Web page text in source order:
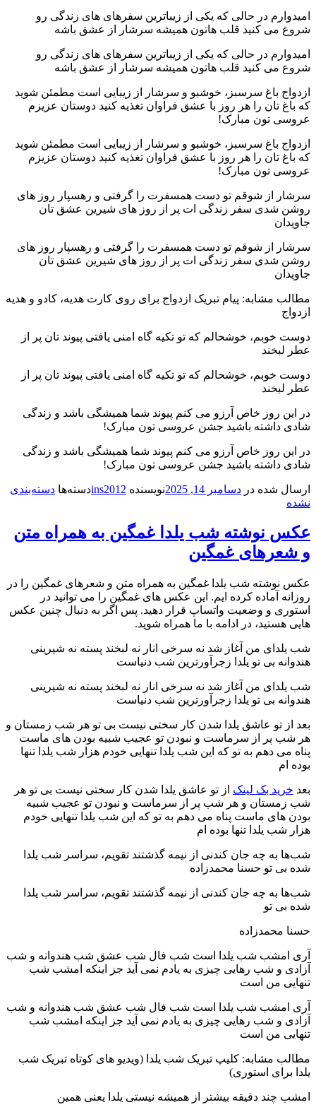
امیدوارم در حالی که یکی از زیباترین سفرهای های زندگی رو
شروع می کنید قلب هاتون همیشه سرشار از عشق باشه
امیدوارم در حالی که یکی از زیباترین سفرهای های زندگی رو
شروع می کنید قلب هاتون همیشه سرشار از عشق باشه
ازدواج باغ سرسبز، خوشبو و سرشار از زیبایی است مطمئن شوید
که باغ تان را هر روز با عشق فراوان تغذیه کنید دوستان عزیزم
عروسی تون مبارک!
ازدواج باغ سرسبز، خوشبو و سرشار از زیبایی است مطمئن شوید
که باغ تان را هر روز با عشق فراوان تغذیه کنید دوستان عزیزم
عروسی تون مبارک!
سرشار از شوقم تو دست همسفرت را گرفتی و رهسپار روز های
روشن شدی سفر زندگی ات پر از روز های شیرین عشق تان
جاویدان
سرشار از شوقم تو دست همسفرت را گرفتی و رهسپار روز های
روشن شدی سفر زندگی ات پر از روز های شیرین عشق تان
جاویدان
مطالب مشابه: پیام تبریک ازدواج برای روی کارت هدیه، کادو و هدیه
ازدواج
دوست خوبم، خوشحالم که تو تکیه گاه امنی یافتی پیوند تان پر از
عطر لبخند
دوست خوبم، خوشحالم که تو تکیه گاه امنی یافتی پیوند تان پر از
عطر لبخند
در این روز خاص آرزو می کنم پیوند شما همیشگی باشد و زندگی
شادی داشته باشید جشن عروسی تون مبارک!
در این روز خاص آرزو می کنم پیوند شما همیشگی باشد و زندگی
شادی داشته باشید جشن عروسی تون مبارک!
ارسال شده در دسامبر 14, 2025 نویسنده ins2012دسته‌ها دسته‌بندی
نشده
عکس نوشته شب یلدا غمگین به همراه متن
و شعرهای غمگین
عکس نوشته شب یلدا غمگین به همراه متن و شعرهای غمگین را در
روزانه آماده کرده ایم. این عکس های غمگین را می توانید در
استوری و وضعیت واتساپ قرار دهید. پس اگر به دنبال چنین عکس
هایی هستید، در ادامه با ما همراه شوید.
شب یلدای من آغاز شد نه سرخی انار نه لبخند پسته نه شیرینی
هندوانه بی تو یلدا زجرآورترین شب دنیاست
شب یلدای من آغاز شد نه سرخی انار نه لبخند پسته نه شیرینی
هندوانه بی تو یلدا زجرآورترین شب دنیاست
بعد از تو عاشق یلدا شدن کار سختی نیست بی‌ تو هر شب زمستان و
هر شب پر از سرماست و نبودن تو عجیب شبیه بودن‌ های ماست
پناه می دهم به تو که این شب یلدا تنهایی خودم هزار شب یلدا تنها
بوده ام
بعد خرید بک لینک از تو عاشق یلدا شدن کار سختی نیست بی‌ تو هر
شب زمستان و هر شب پر از سرماست و نبودن تو عجیب شبیه
بودن‌ های ماست پناه می دهم به تو که این شب یلدا تنهایی خودم
هزار شب یلدا تنها بوده ام
شب‌ها به چه جان کندنی از نیمه گذشتند تقویم، سراسر شب یلدا
شده بی تو حسنا محمدزاده
شب‌ها به چه جان کندنی از نیمه گذشتند تقویم، سراسر شب یلدا
شده بی تو
حسنا محمدزاده
آری امشب شب یلدا است شب فال شب عشق شب هندوانه و شب
آزادی و شب رهایی چیزی به یادم نمی آید جز اینکه امشب شب
تنهایی من است
آری امشب شب یلدا است شب فال شب عشق شب هندوانه و شب
آزادی و شب رهایی چیزی به یادم نمی آید جز اینکه امشب شب
تنهایی من است
مطالب مشابه: کلیپ تبریک شب یلدا (ویدیو های کوتاه تبریک شب
یلدا برای استوری)
امشب چند دقیقه بیشتر از همیشه نیستی یلدا یعنی همین